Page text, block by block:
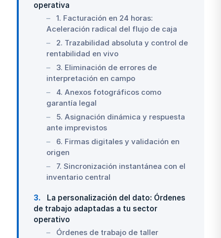
operativa
1. Facturación en 24 horas:
Aceleración radical del flujo de caja
2. Trazabilidad absoluta y control de
rentabilidad en vivo
3. Eliminación de errores de
interpretación en campo
4. Anexos fotográficos como
garantía legal
5. Asignación dinámica y respuesta
ante imprevistos
6. Firmas digitales y validación en
origen
7. Sincronización instantánea con el
inventario central
3
La personalización del dato: Órdenes
de trabajo adaptadas a tu sector
operativo
Órdenes de trabajo de taller